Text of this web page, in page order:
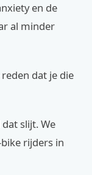
en de
al minder
dat je die
slijt. We
rijders in